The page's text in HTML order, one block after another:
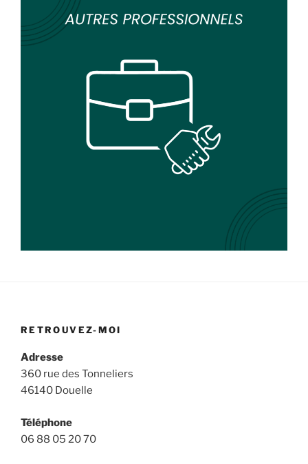
RETROUVEZ-MOI
Adresse
360 rue des Tonneliers
46140 Douelle
Téléphone
06 88 05 20 70